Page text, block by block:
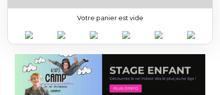
Votre panier est vide